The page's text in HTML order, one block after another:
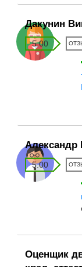
Дакунин
5.00
Александр
5.00
Оценщик